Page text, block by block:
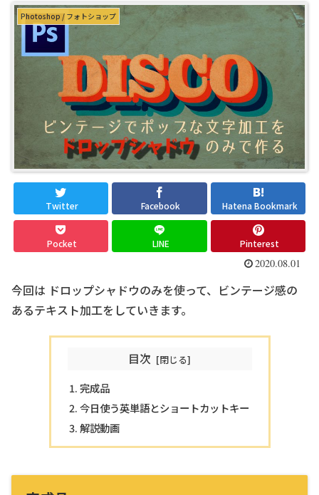
Photoshop / フォトショップ
Twitter Facebook Hatena Bookmark
Pocket LINE Pinterest
2020.08.01
今回は ドロップシャドウのみを使って、ビンテージ感の
あるテキスト加工をしていきます。
目次
完成品
今日使う英単語とショートカットキー
解説動画